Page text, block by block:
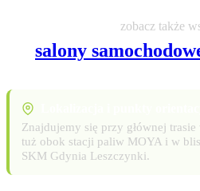
zobacz także
salony
Znajdujemy się przy głównej
tuż obok stacji paliw MOYA i w
SKM Gdynia Leszczynki.